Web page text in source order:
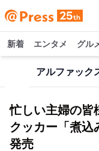
新着 エンタメ グル
アルファック
忙しい主婦の皆
クッカー「煮込
発売